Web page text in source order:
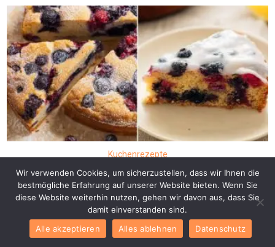
Kuchenrezepte
Veganer Beerenkuchen
Vegane Kuchenrezepte
Wir verwenden Cookies, um sicherzustellen, dass wir Ihnen die
bestmögliche Erfahrung auf unserer Website bieten. Wenn Sie
diese Website weiterhin nutzen, gehen wir davon aus, dass Sie
damit einverstanden sind.
Alle akzeptieren
Alles ablehnen Datenschutz